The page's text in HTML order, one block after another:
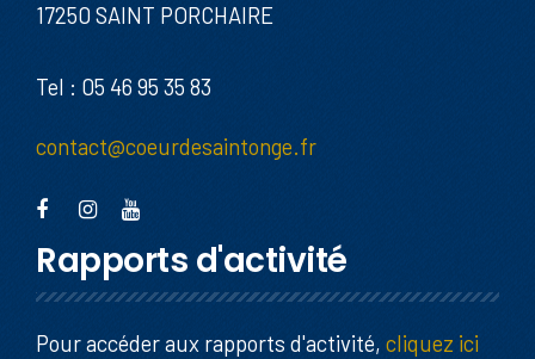
17250 SAINT PORCHAIRE
Tel : 05 46 95 35 83
contact@coeurdesaintonge.fr
Rapports d'activité
Pour accéder aux rapports d'activité, cliquez ici